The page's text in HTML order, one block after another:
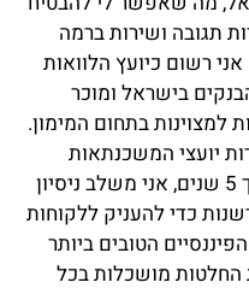
תגובה ושירות ברמה
רשום כיועץ הלוואות
בישראל ומוכר
למצוינות בתחום המימון.
יועצי המשכנתאות
בישראל במשך 5 שנים, אני משלב ניסיון
כדי להעניק ללקוחות
הטובים ביותר
החלטות מושכלות בכל